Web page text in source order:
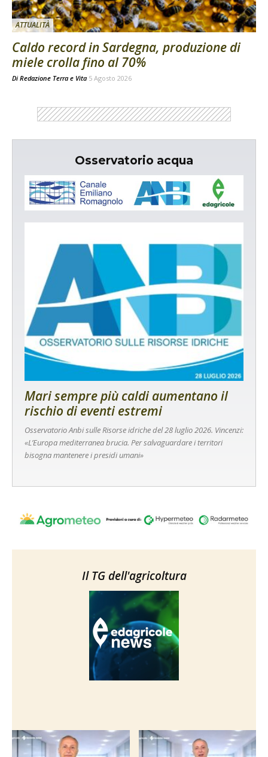
ATTUALITÀ
Caldo record in Sardegna, produzione di
miele crolla fino al 70%
Di Redazione Terra e Vita 5 Agosto 2026
Osservatorio acqua
Mari sempre più caldi aumentano il
rischio di eventi estremi
Osservatorio Anbi sulle Risorse idriche del 28 luglio 2026. Vincenzi:
«L’Europa mediterranea brucia. Per salvaguardare i territori
bisogna mantenere i presidi umani»
Il TG dell'agricoltura